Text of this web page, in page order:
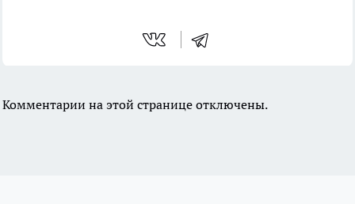
Комментарии на этой странице отключены.